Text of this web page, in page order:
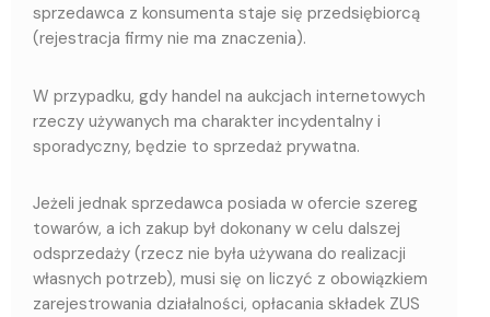
sprzedawca z konsumenta staje się przedsiębiorcą
(rejestracja firmy nie ma znaczenia).
W przypadku, gdy handel na aukcjach internetowych
rzeczy używanych ma charakter incydentalny i
sporadyczny, będzie to sprzedaż prywatna.
Jeżeli jednak sprzedawca posiada w ofercie szereg
towarów, a ich zakup był dokonany w celu dalszej
odsprzedaży (rzecz nie była używana do realizacji
własnych potrzeb), musi się on liczyć z obowiązkiem
zarejestrowania działalności, opłacania składek ZUS